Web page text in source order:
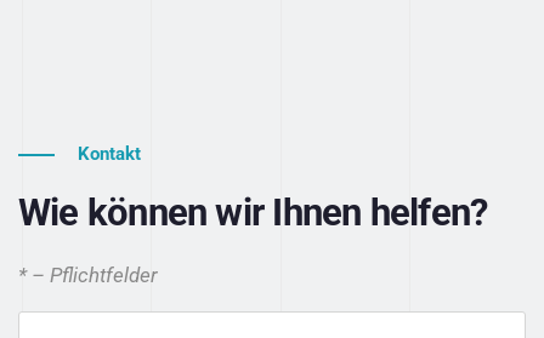
Kontakt
Wie können wir Ihnen helfen?
* – Pflichtfelder